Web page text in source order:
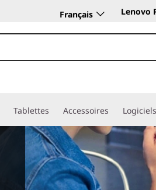
Français Lenovo
Tablettes Accessoires Logiciels